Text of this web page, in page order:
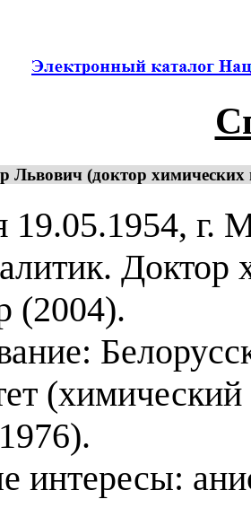
Львович (доктор химических
г.
Доктор
(2004).
(химический